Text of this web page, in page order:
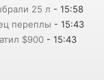
25 л - 15:58
переплы - 15:43
$900 - 15:43